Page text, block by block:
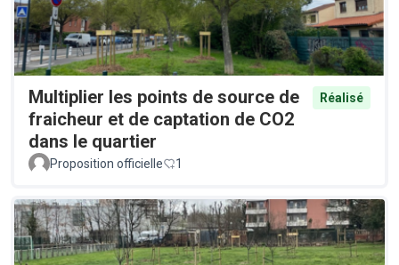
Multiplier les points de source de
fraicheur et de captation de CO2
dans le quartier
Réalisé
Proposition officielle 1